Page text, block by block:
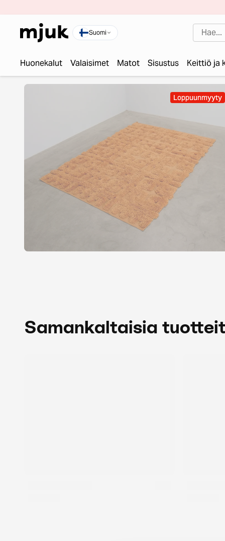
Suomi
Huonekalut Valaisimet Matot Sisustus Keittiö ja
Loppuunmyyty
Samankaltaisia